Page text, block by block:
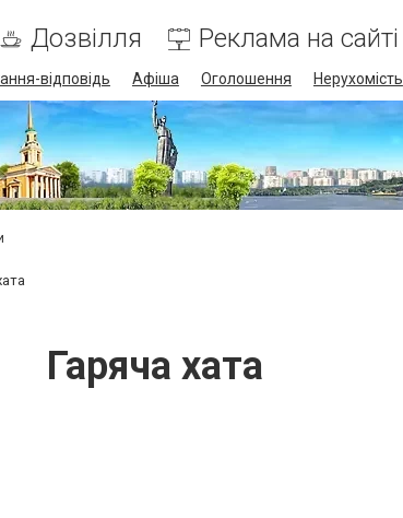
Дозвілля Реклама на сайті
відповідь Афіша Оголошення Нерухомість
Гаряча хата